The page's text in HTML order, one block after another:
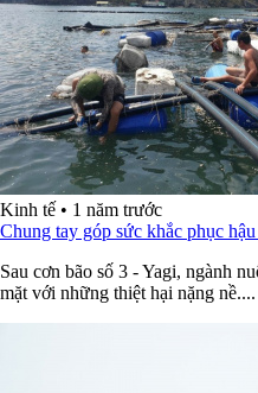
Kinh tế • 1 năm trước
Chung tay góp sức khắc phục
Sau cơn bão số 3 - Yagi, ngành
mặt với những thiệt hại nặng nề....